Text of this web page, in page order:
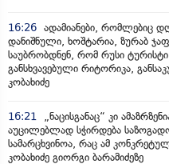
16:26 ადამიანები, რომლებიც
დანიშნული, ხოშტარია, ზურაბ
საუბრობდნენ, რომ რუსი
განსხვავებული რიტორიკა,
კობახიძე
16:21
„ნაცისგანაც“ კი
აუცილებლად სჭირდება
სამარცხვინოა, რაც ამ
კობახიძე გიორგი ბარამიძეზე